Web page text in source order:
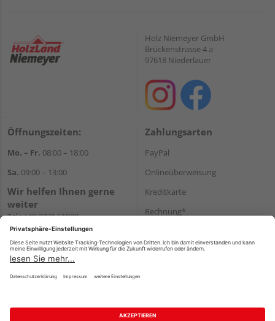
Holz Niemeyer GmbH
Brückenstrasse 4 a
97618 Niederlauer
Öffnungszeiten:
Mo. – Fr. 08:00 – 18:00
Sa. 09:00 – 13:00
Wir helfen Ihnen gerne
weiter
Tel.:+49 9771 61880
E-Mail:info@holzland-
niemeyer.de
Zahlungsarten
PayPal
Onlineüberweisung
Kreditkarte
Rechnung*
Versand
Impressum AGB Widerruf Datenschutz